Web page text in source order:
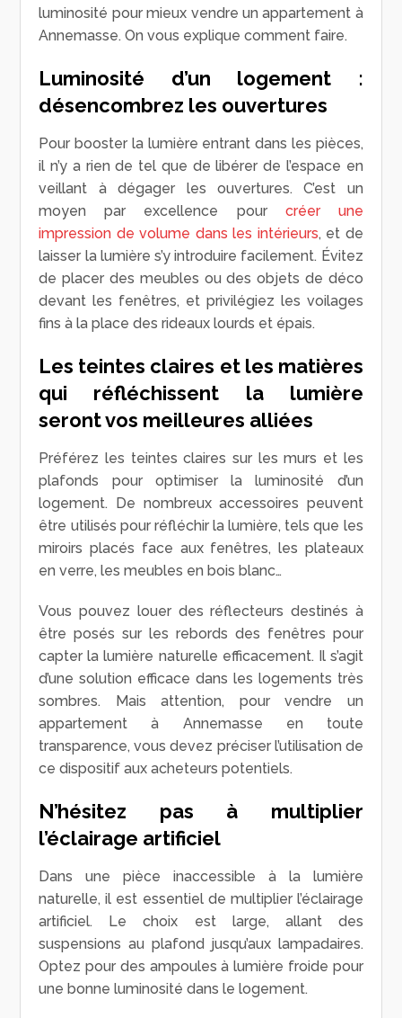
luminosité pour mieux vendre un appartement à
Annemasse. On vous explique comment faire.
Luminosité d’un logement :
désencombrez les ouvertures
Pour booster la lumière entrant dans les pièces,
il n’y a rien de tel que de libérer de l’espace en
veillant à dégager les ouvertures. C’est un
moyen par excellence pour créer une
impression de volume dans les intérieurs, et de
laisser la lumière s’y introduire facilement. Évitez
de placer des meubles ou des objets de déco
devant les fenêtres, et privilégiez les voilages
fins à la place des rideaux lourds et épais.
Les teintes claires et les matières
qui réfléchissent la lumière
seront vos meilleures alliées
Préférez les teintes claires sur les murs et les
plafonds pour optimiser la luminosité d’un
logement. De nombreux accessoires peuvent
être utilisés pour réfléchir la lumière, tels que les
miroirs placés face aux fenêtres, les plateaux
en verre, les meubles en bois blanc…
Vous pouvez louer des réflecteurs destinés à
être posés sur les rebords des fenêtres pour
capter la lumière naturelle efficacement. Il s’agit
d’une solution efficace dans les logements très
sombres. Mais attention, pour vendre un
appartement à Annemasse en toute
transparence, vous devez préciser l’utilisation de
ce dispositif aux acheteurs potentiels.
N’hésitez pas à multiplier
l’éclairage artificiel
Dans une pièce inaccessible à la lumière
naturelle, il est essentiel de multiplier l’éclairage
artificiel. Le choix est large, allant des
suspensions au plafond jusqu’aux lampadaires.
Optez pour des ampoules à lumière froide pour
une bonne luminosité dans le logement.